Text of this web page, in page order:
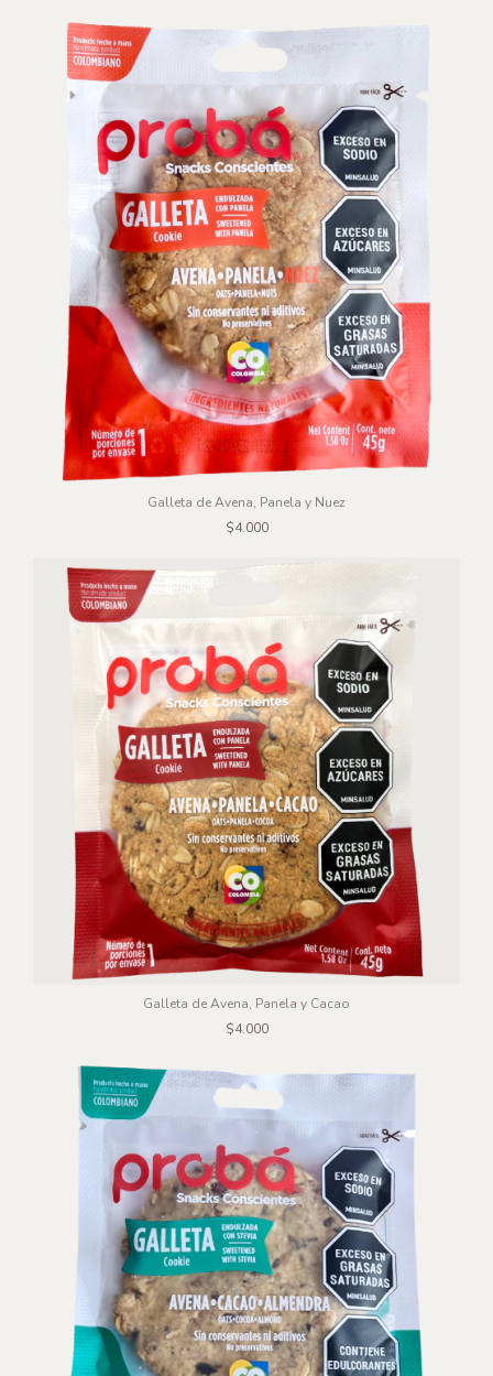
Galleta de Avena, Panela y Nuez
$4.000
Galleta de Avena, Panela y Cacao
$4.000